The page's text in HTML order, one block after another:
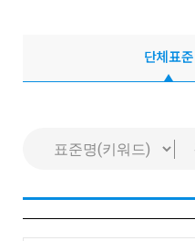
단체표준